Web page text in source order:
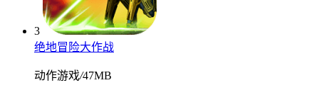
3
绝地冒险大作战
动作游戏/47MB